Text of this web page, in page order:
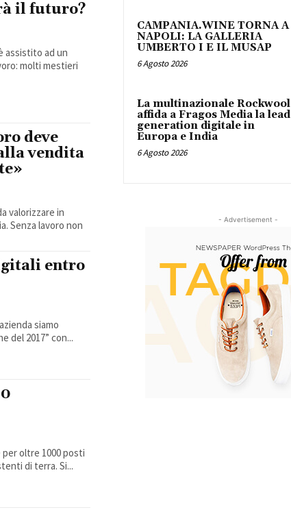
il futuro?
assistito ad un
molti mestieri
deve
vendita
valorizzare in
Senza lavoro non
entro
siamo
del 2017” con...
oltre 1000 posti
di terra. Si...
CAMPANIA.WINE TORNA A
NAPOLI: LA GALLERIA
UMBERTO I E IL MUSAP
6 Agosto 2026
La multinazionale Rockwool
affida a Fragos Media la lead
generation digitale in
Europa e India
6 Agosto 2026
- Advertisement -